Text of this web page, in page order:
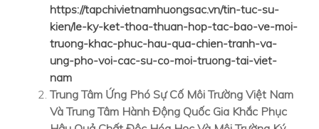
https://tapchivietnamhuongsac.vn/tin-tuc-su-
kien/le-ky-ket-thoa-thuan-hop-tac-bao-ve-moi-
truong-khac-phuc-hau-qua-chien-tranh-va-
ung-pho-voi-cac-su-co-moi-truong-tai-viet-
nam
Trung Tâm Ứng Phó Sự Cố Môi Trường Việt Nam
Và Trung Tâm Hành Động Quốc Gia Khắc Phục